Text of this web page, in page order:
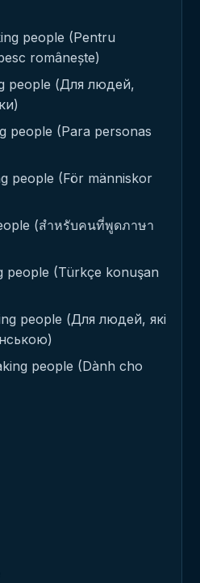
people (Pentru
românește)
people (Для людей,
people (Para personas
people (För människor
(สำหรับคนที่พูดภาษา
people (Türkçe konuşan
people (Для людей, які
people (Dành cho